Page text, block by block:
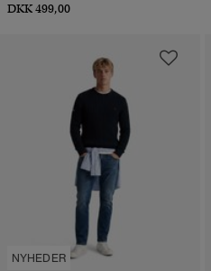
DKK 499,00
NYHEDER